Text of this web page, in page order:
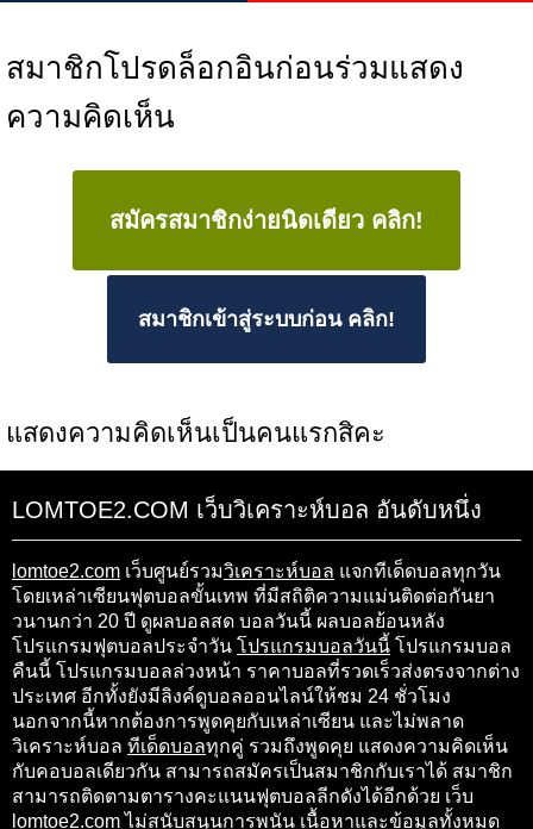
สมาชิกโปรดล็อกอินก่อนร่วมแสดง
ความคิดเห็น
สมัครสมาชิกง่ายนิดเดียว คลิก!
สมาชิกเข้าสู่ระบบก่อน คลิก!
แสดงความคิดเห็นเป็นคนแรกสิคะ
LOMTOE2.COM เว็บวิเคราะห์บอล อันดับหนึ่ง
lomtoe2.com เว็บศูนย์รวมวิเคราะห์บอล แจกทีเด็ดบอลทุกวัน
โดยเหล่าเซียนฟุตบอลขั้นเทพ ที่มีสถิติความแม่นติดต่อกันยา
วนานกว่า 20 ปี ดูผลบอลสด บอลวันนี้ ผลบอลย้อนหลัง
โปรแกรมฟุตบอลประจำวัน โปรแกรมบอลวันนี้ โปรแกรมบอล
คืนนี้ โปรแกรมบอลล่วงหน้า ราคาบอลที่รวดเร็วส่งตรงจากต่าง
ประเทศ อีกทั้งยังมีลิงค์ดูบอลออนไลน์ให้ชม 24 ชั่วโมง
นอกจากนี้หากต้องการพูดคุยกับเหล่าเซียน และไม่พลาด
วิเคราะห์บอล ทีเด็ดบอลทุกคู่ รวมถึงพูดคุย แสดงความคิดเห็น
กับคอบอลเดียวกัน สามารถสมัครเป็นสมาชิกกับเราได้ สมาชิก
สามารถติดตามตารางคะแนนฟุตบอลลีกดังได้อีกด้วย เว็บ
lomtoe2.com ไม่สนับสนุนการพนัน เนื้อหาและข้อมูลทั้งหมด